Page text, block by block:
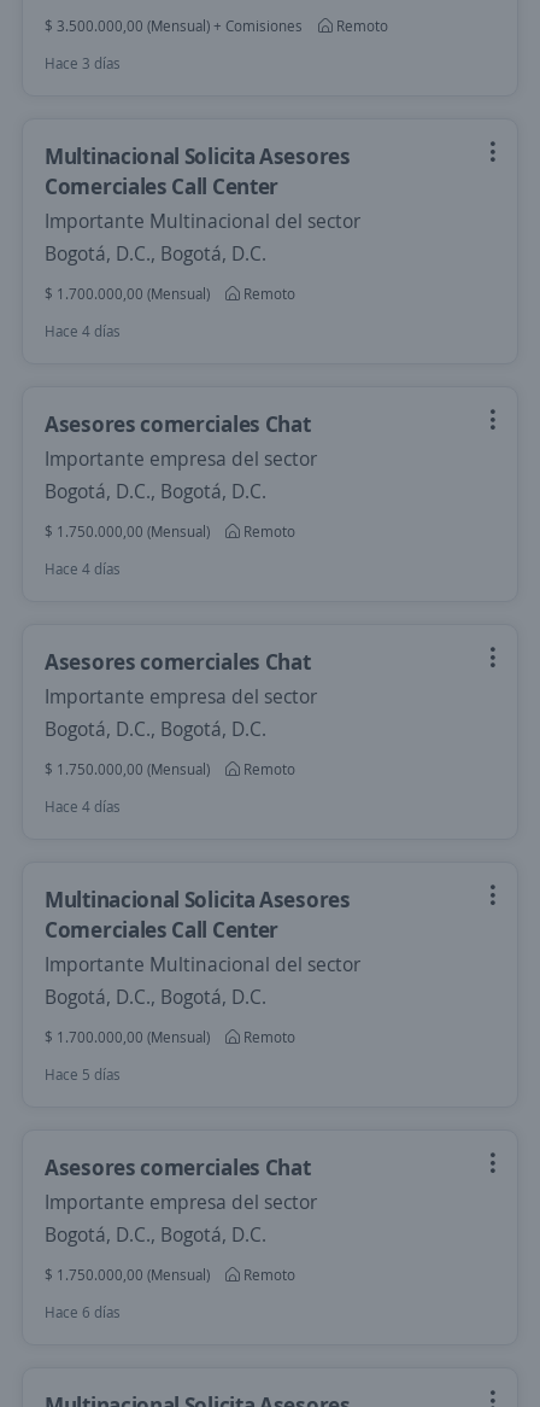
$ 3.500.000,00 (Mensual) + Comisiones
Remoto
Hace 3 días
Multinacional Solicita Asesores
Comerciales Call Center
Importante Multinacional del sector
Bogotá, D.C., Bogotá, D.C.
$ 1.700.000,00 (Mensual)
Remoto
Hace 4 días
Asesores comerciales Chat
Importante empresa del sector
Bogotá, D.C., Bogotá, D.C.
$ 1.750.000,00 (Mensual)
Remoto
Hace 4 días
Asesores comerciales Chat
Importante empresa del sector
Bogotá, D.C., Bogotá, D.C.
$ 1.750.000,00 (Mensual)
Remoto
Hace 4 días
Multinacional Solicita Asesores
Comerciales Call Center
Importante Multinacional del sector
Bogotá, D.C., Bogotá, D.C.
$ 1.700.000,00 (Mensual)
Remoto
Hace 5 días
Asesores comerciales Chat
Importante empresa del sector
Bogotá, D.C., Bogotá, D.C.
$ 1.750.000,00 (Mensual)
Remoto
Hace 6 días